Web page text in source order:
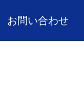
お問い合わせ